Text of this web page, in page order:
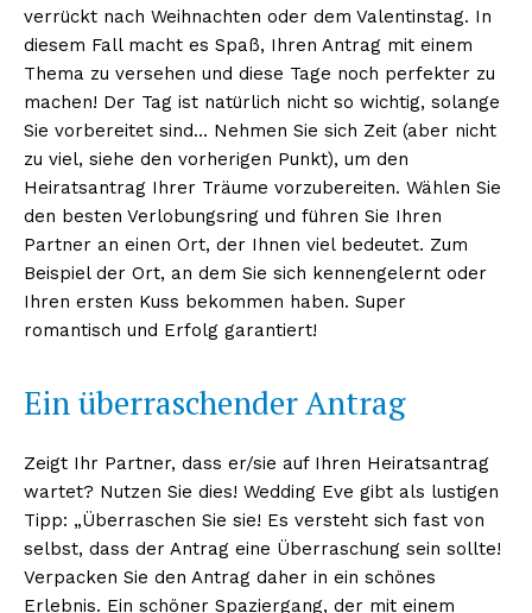
verrückt nach Weihnachten oder dem Valentinstag. In
diesem Fall macht es Spaß, Ihren Antrag mit einem
Thema zu versehen und diese Tage noch perfekter zu
machen! Der Tag ist natürlich nicht so wichtig, solange
Sie vorbereitet sind… Nehmen Sie sich Zeit (aber nicht
zu viel, siehe den vorherigen Punkt), um den
Heiratsantrag Ihrer Träume vorzubereiten. Wählen Sie
den besten Verlobungsring und führen Sie Ihren
Partner an einen Ort, der Ihnen viel bedeutet. Zum
Beispiel der Ort, an dem Sie sich kennengelernt oder
Ihren ersten Kuss bekommen haben. Super
romantisch und Erfolg garantiert!
Ein überraschender Antrag
Zeigt Ihr Partner, dass er/sie auf Ihren Heiratsantrag
wartet? Nutzen Sie dies! Wedding Eve gibt als lustigen
Tipp: „Überraschen Sie sie! Es versteht sich fast von
selbst, dass der Antrag eine Überraschung sein sollte!
Verpacken Sie den Antrag daher in ein schönes
Erlebnis. Ein schöner Spaziergang, der mit einem